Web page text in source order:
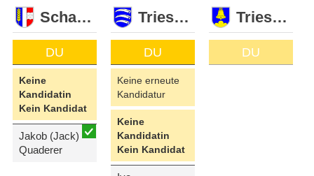
Schaan
DU
Keine
Kandidatin
Kein Kandidat
Jakob (Jack)
Quaderer
Triesen
DU
Keine erneute
Kandidatur
Keine
Kandidatin
Kein Kandidat
Triesenberg
DU